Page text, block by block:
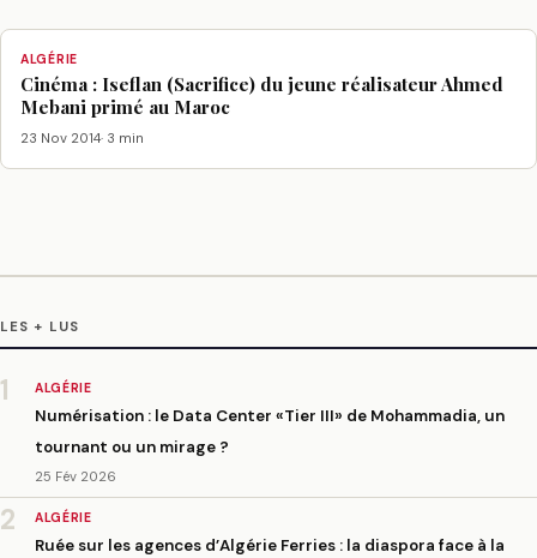
ALGÉRIE
Cinéma : Iseflan (Sacrifice) du jeune réalisateur Ahmed
Mebani primé au Maroc
23 Nov 2014· 3 min
LES + LUS
1 ALGÉRIE
Numérisation : le Data Center «Tier III» de Mohammadia, un
tournant ou un mirage ?
25 Fév 2026
2 ALGÉRIE
Ruée sur les agences d’Algérie Ferries : la diaspora face à la